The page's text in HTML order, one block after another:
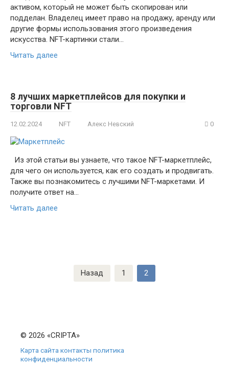
активом, который не может быть скопирован или
подделан. Владелец имеет право на продажу, аренду или
другие формы использования этого произведения
искусства. NFT-картинки стали…
Читать далее
8 лучших маркетплейсов для покупки и
торговли NFT
12.02.2024 NFT Алекс Невский 0
Из этой статьи вы узнаете, что такое NFT-маркетплейс,
для чего он используется, как его создать и продвигать.
Также вы познакомитесь с лучшими NFT-маркетами. И
получите ответ на…
Читать далее
Назад 1 2
© 2026 «CRIPTA»
Карта сайта контакты политика
конфиденциальности